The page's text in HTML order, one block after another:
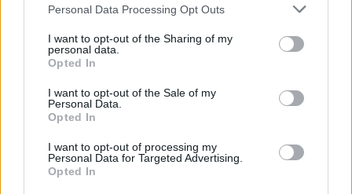
Personal Data Processing Opt Outs
I want to opt-out of the Sharing of my
personal data.
Opted In
I want to opt-out of the Sale of my
Personal Data.
Opted In
I want to opt-out of processing my
Personal Data for Targeted Advertising.
Opted In
Facebook